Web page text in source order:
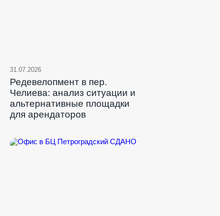
31.07.2026
Редевелопмент в пер.
Челиева: анализ ситуации и
альтернативные площадки
для арендаторов